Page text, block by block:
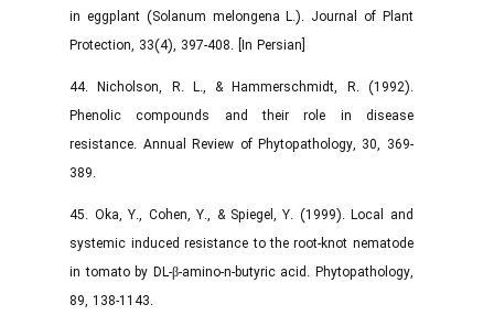
in eggplant (Solanum melongena L.). Journal of Plant
Protection, 33(4), 397-408. [In Persian]
44. Nicholson, R. L., & Hammerschmidt, R. (1992).
Phenolic compounds and their role in disease
resistance. Annual Review of Phytopathology, 30, 369-
389.
45. Oka, Y., Cohen, Y., & Spiegel, Y. (1999). Local and
systemic induced resistance to the root-knot nematode
in tomato by DL-β-amino-n-butyric acid. Phytopathology,
89, 138-1143.